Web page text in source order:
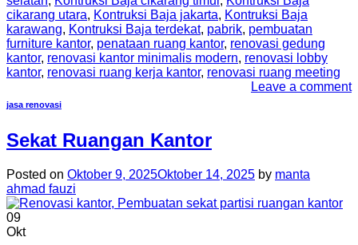
cikarang utara, Kontruksi Baja jakarta, Kontruksi Baja
karawang, Kontruksi Baja terdekat, pabrik, pembuatan
furniture kantor, penataan ruang kantor, renovasi gedung
kantor, renovasi kantor minimalis modern, renovasi lobby
kantor, renovasi ruang kerja kantor, renovasi ruang meeting
Leave a comment
jasa renovasi
Sekat Ruangan Kantor
Posted on Oktober 9, 2025Oktober 14, 2025 by manta
ahmad fauzi
09
Okt